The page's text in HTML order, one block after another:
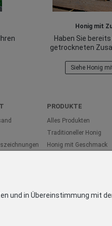
Honig mit
Haben Sie
getrockneten
Siehe Honig
PRODUKTE
Alles Produkten
Traditioneller Honig
Honig mit Geschmack
und in Übereinstimmung mit